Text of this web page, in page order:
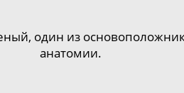
один из
анатомии.